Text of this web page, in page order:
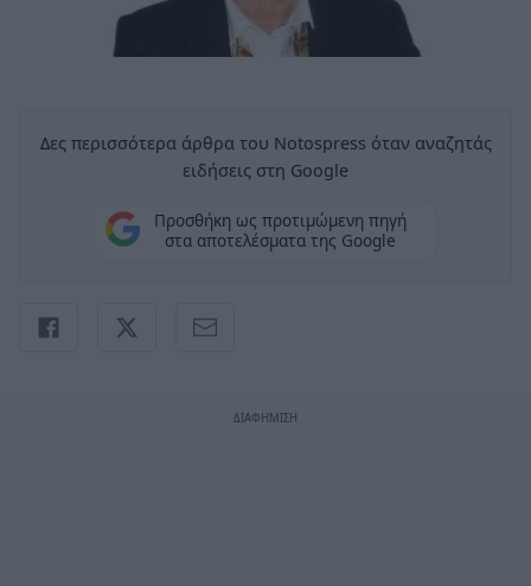
Δες περισσότερα άρθρα του Notospress όταν αναζητάς
ειδήσεις στη Google
Προσθήκη ως προτιμώμενη πηγή
στα αποτελέσματα της Google